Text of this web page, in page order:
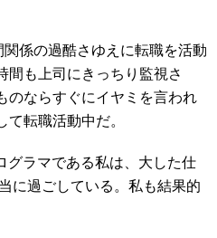
係の過酷さゆえに転職を活動
間も上司にきっちり監視さ
のならすぐにイヤミを言われ
て転職活動中だ。
グラマである私は、大した仕
に過ごしている。私も結果的